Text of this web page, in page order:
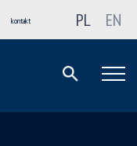
kontakt PL EN